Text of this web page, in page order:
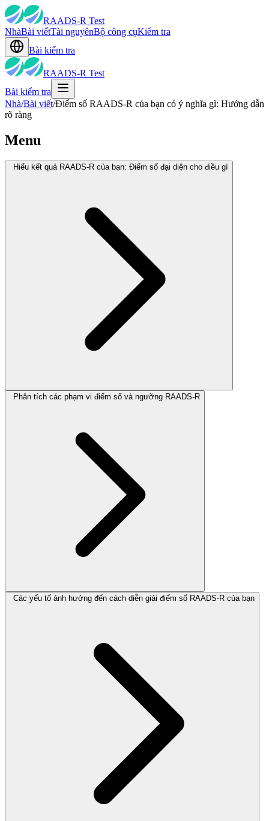
RAADS-R Test
NhàBài viếtTài nguyênBộ công cụKiểm tra
Bài kiểm tra
RAADS-R Test
Bài kiểm tra
Nhà/Bài viết/Điểm số RAADS-R của bạn có ý nghĩa gì: Hướng dẫn
rõ ràng
Menu
Hiểu kết quả RAADS-R của bạn: Điểm số đại diện cho điều gì
Phân tích các phạm vi điểm số và ngưỡng RAADS-R
Các yếu tố ảnh hưởng đến cách diễn giải điểm số RAADS-R của bạn